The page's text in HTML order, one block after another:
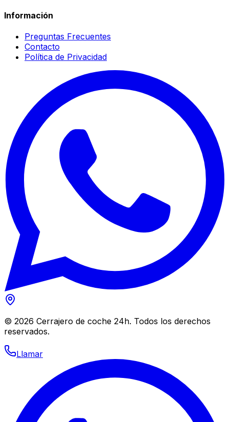
Información
Preguntas Frecuentes
Contacto
Política de Privacidad
© 2026 Cerrajero de coche 24h. Todos los derechos
reservados.
Llamar